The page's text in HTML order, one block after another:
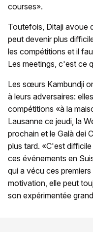
courses».
Toutefois, Ditaji avoue
peut devenir plus
les compétitions et il
Les meetings, c'est ce
Les sœurs Kambundji
à leurs adversaires:
compétitions «à la
Lausanne ce jeudi, la
prochain et le Galà dei
plus tard. «C'est
ces événements en
qui a vécu ces
motivation, elle peut
son expérimentée